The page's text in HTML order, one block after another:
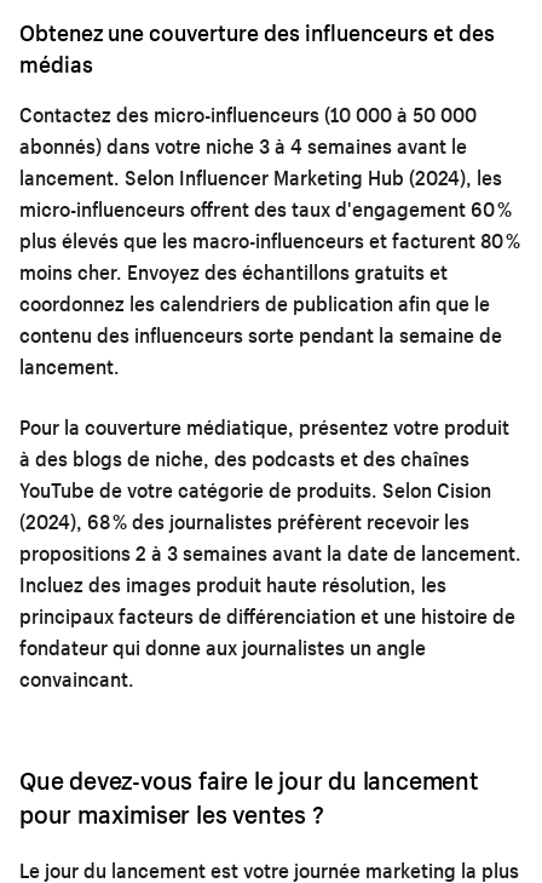
Obtenez une couverture des influenceurs et des
médias
Contactez des micro-influenceurs (10 000 à 50 000
abonnés) dans votre niche 3 à 4 semaines avant le
lancement. Selon Influencer Marketing Hub (2024), les
micro-influenceurs offrent des taux d'engagement 60 %
plus élevés que les macro-influenceurs et facturent 80 %
moins cher. Envoyez des échantillons gratuits et
coordonnez les calendriers de publication afin que le
contenu des influenceurs sorte pendant la semaine de
lancement.
Pour la couverture médiatique, présentez votre produit
à des blogs de niche, des podcasts et des chaînes
YouTube de votre catégorie de produits. Selon Cision
(2024), 68 % des journalistes préfèrent recevoir les
propositions 2 à 3 semaines avant la date de lancement.
Incluez des images produit haute résolution, les
principaux facteurs de différenciation et une histoire de
fondateur qui donne aux journalistes un angle
convaincant.
Que devez-vous faire le jour du lancement
pour maximiser les ventes ?
Le jour du lancement est votre journée marketing la plus